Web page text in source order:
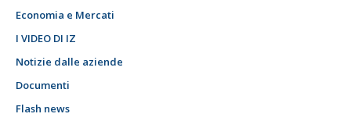
Economia e Mercati
I VIDEO DI IZ
Notizie dalle aziende
Documenti
Flash news